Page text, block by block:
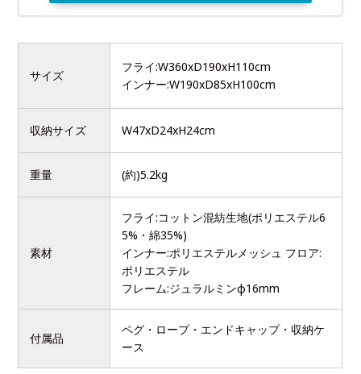
サイズ
フライ:W360xD190xH110cm
インナー:W190xD85xH100cm
収納サイズ W47xD24xH24cm
重量 (約)5.2kg
素材
フライ:コットン混紡生地(ポリエステル6
5%・綿35%)
インナー:ポリエステルメッシュ フロア:
ポリエステル
フレーム:ジュラルミンφ16mm
付属品
ペグ・ロープ・エンドキャップ・収納ケ
ース